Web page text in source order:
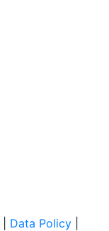
Data Policy